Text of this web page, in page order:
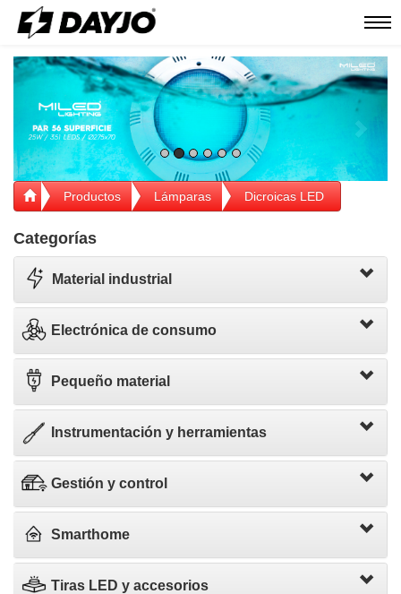
Previous Next
Productos Lámparas Dicroicas LED
Categorías
Material industrial
Electrónica de consumo
Pequeño material
Instrumentación y herramientas
Gestión y control
Smarthome
Tiras LED y accesorios